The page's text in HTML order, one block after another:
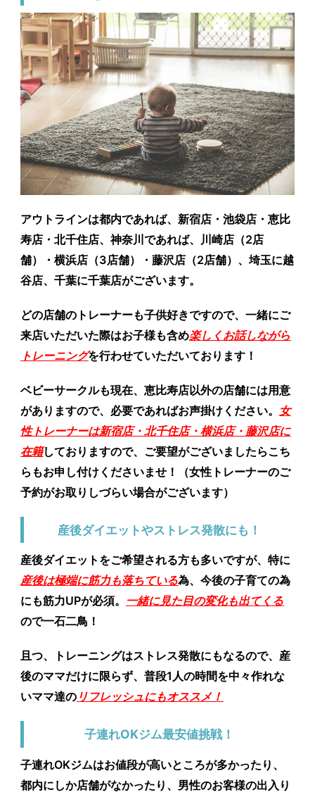
アウトラインは都内であれば、新宿店・池袋店・恵比
寿店・北千住店、神奈川であれば、川崎店（2店
舗）・横浜店（3店舗）・藤沢店（2店舗）、埼玉に越
谷店、千葉に千葉店がございます。
どの店舗のトレーナーも子供好きですので、一緒にご
来店いただいた際はお子様も含め楽しくお話しながら
トレーニングを行わせていただいております！
ベビーサークルも現在、恵比寿店以外の店舗には用意
がありますので、必要であればお声掛けください。 女
性トレーナーは新宿店・北千住店・横浜店・藤沢店に
在籍しておりますので、ご要望がございましたらこち
らもお申し付けくださいませ！（女性トレーナーのご
予約がお取りしづらい場合がございます）
産後ダイエットやストレス発散にも！
産後ダイエットをご希望される方も多いですが、特に
産後は極端に筋力も落ちている為、今後の子育ての為
にも筋力UPが必須。 一緒に見た目の変化も出てくる
ので一石二鳥！
且つ、トレーニングはストレス発散にもなるので、産
後のママだけに限らず、普段1人の時間を中々作れな
いママ達の リフレッシュにもオススメ！
子連れOKジム最安値挑戦！
子連れOKジムはお値段が高いところが多かったり、
都内にしか店舗がなかったり、男性のお客様の出入り